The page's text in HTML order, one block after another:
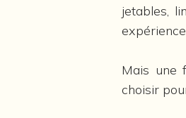
jetables,
Mais une
choisir